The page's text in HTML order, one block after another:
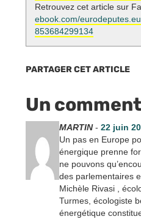
Retrouvez cet article sur
ebook.com/
853684299134
PARTAGER CET ARTICLE
Un
MARTIN- 22 juin
Un pas en Europe
énergique prenne
ne pouvons
des parlementaires
Michèle Rivasi ,
Turmes, écologiste
énergétique